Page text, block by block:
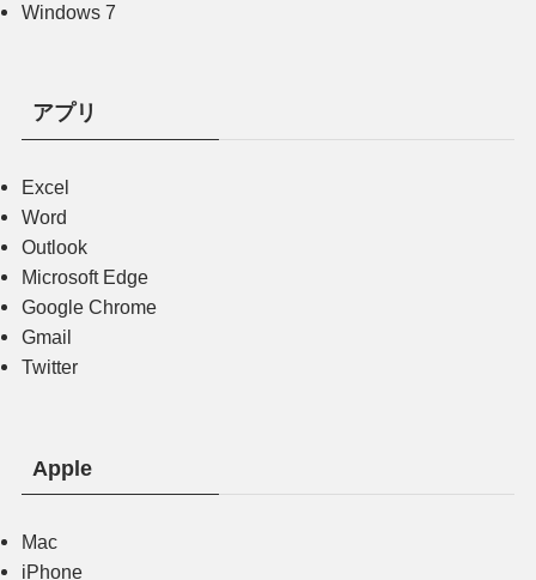
Windows 7
アプリ
Excel
Word
Outlook
Microsoft Edge
Google Chrome
Gmail
Twitter
Apple
Mac
iPhone